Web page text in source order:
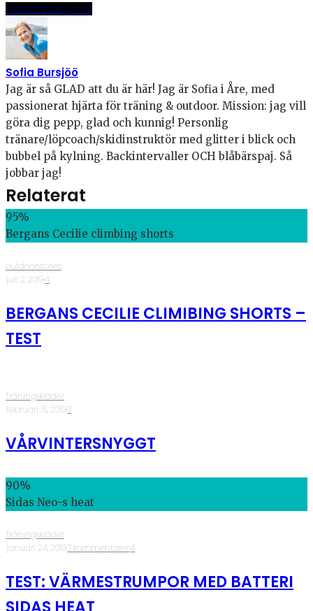
DelaPinnaE-post
Sofia Bursjöö
Jag är så GLAD att du är här! Jag är Sofia i Åre, med
passionerat hjärta för träning & outdoor. Mission: jag vill
göra dig pepp, glad och kunnig! Personlig
tränare/löpcoach/skidinstruktör med glitter i blick och
bubbel på kylning. Backintervaller OCH blåbärspaj. Så
jobbar jag!
Relaterat
95%
Bergans Cecilie climbing shorts
outdoorstories
·juli 2, 2019·4
BERGANS CECILIE CLIMIBING SHORTS –
TEST
Träningskläder
·februari 15, 2019·3
VÅRVINTERSNYGGT
90%
Sidas Neo-s heat
Träningskläder
·januari 24, 2019·7 kommentarer·4
TEST: VÄRMESTRUMPOR MED BATTERI